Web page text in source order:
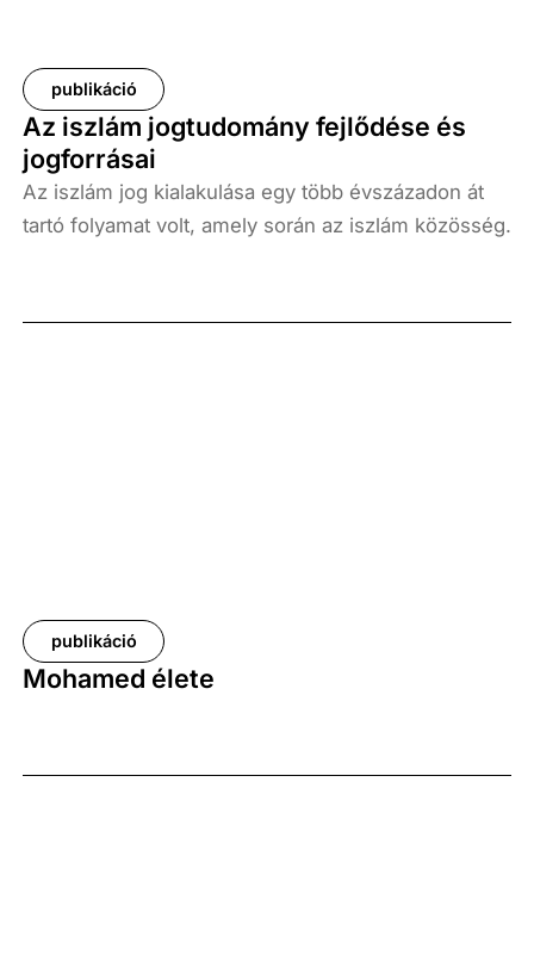
publikáció
Az iszlám jogtudomány fejlődése és
jogforrásai
Az iszlám jog kialakulása egy több évszázadon át
tartó folyamat volt, amely során az iszlám közösség
értelmezésére. A jogtudomány fejlődésével eltérő
publikáció
Mohamed élete